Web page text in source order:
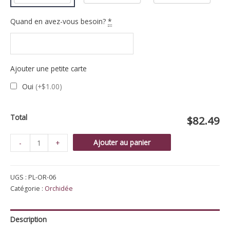
Quand en avez-vous besoin? *
Ajouter une petite carte
Oui (+$1.00)
Total $82.49
-
de
Orchidée
IV
+ Ajouter au panier
UGS : PL-OR-06
Catégorie : Orchidée
Description